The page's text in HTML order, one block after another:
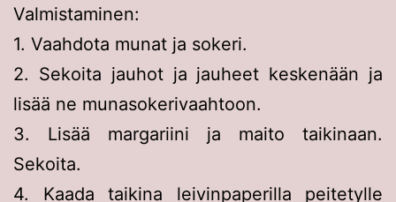
Valmistaminen:
1. Vaahdota munat ja sokeri.
2. Sekoita jauhot ja jauheet keskenään ja
lisää ne munasokerivaahtoon.
3. Lisää margariini ja maito taikinaan.
Sekoita.
4. Kaada taikina leivinpaperilla peitetylle